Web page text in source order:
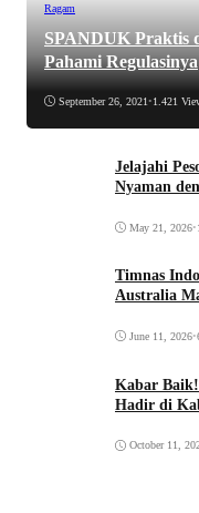
Ragam
SPANDUK Praktis
Pahami Regulasinya
September 26, 2021 •1.421
Jelajahi
Nyaman
May 21, 2026•
Timnas
Australia
June 11, 2026•
Kabar
Hadir di
October 11,